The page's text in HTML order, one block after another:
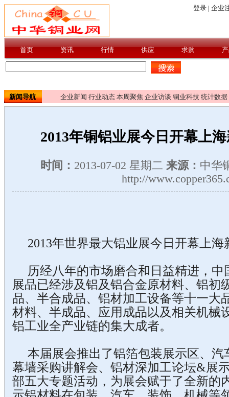
新闻导航 企业新闻 行业动态 本周聚焦 企业访谈 铜业科技 统计数据
2013年铜铝业展今日开幕上
时间： 2013-07-02 星期二 来源： 中华
http://
2013年世界最大铝业展今日开幕上海
历经八年的市场磨合和日益精进，中
展品已经涉及铝及铝合金原材料、铝初
品、半合成品、铝材加工设备等十一大
材料、半成品、应用成品以及相关机械
铝工业全产业链的集大成者。
本届展会推出了铝箔包装展示区、汽
幕墙采购讲解会、铝材深加工论坛&展
部五大专题活动，为展会赋于了全新的